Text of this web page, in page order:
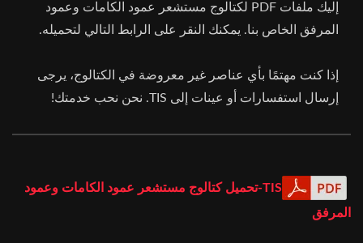
إليك ملفات PDF لكتالوج مستشعر عمود الكامات وعمود
المرفق الخاص بنا. يمكنك النقر على الرابط التالي لتحميله.
إذا كنت مهتمًا بأي عناصر غير معروضة في الكتالوج، يرجى
إرسال استفسارات أو عينات إلى TIS. نحن نحب خدمتك!
TIS-تحميل كتالوج مستشعر عمود الكامات وعمود
المرفق